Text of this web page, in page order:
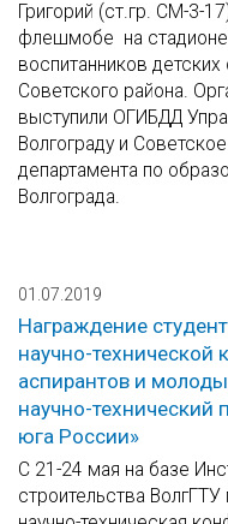
Григорий (ст.гр. СМ-3-
флешмобе на стадионе
воспитанников
Советского района.
выступили ОГИБДД
Волгограду и
департамента по
Волгограда.
01.07.2019
Награждение
научно-технической
аспирантов и
научно-технический
юга России»
С 21-24 мая на базе
строительства